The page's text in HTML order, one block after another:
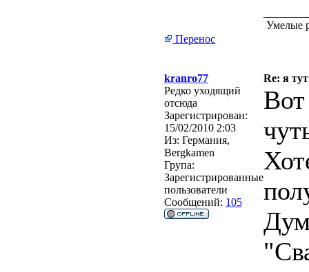
Умелые
Перенос
kranro77
Re: я
Редко уходящий
отсюда
Зарегистрирован:
15/02/2010 2:03
Из: Германия,
Bergkamen
Група:
Зарегистрированные
пользователи
Сообщений: 105
Вот